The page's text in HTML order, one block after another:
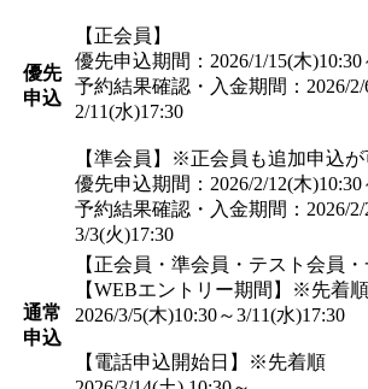
優先
申込
【正会員】
優先申込期間：2026/1/15(木)10:30
予約結果確認・入金期間：2026/2/
2/11(水)17:30
【準会員】※正会員も追加申込が
優先申込期間：2026/2/12(木)10:30
予約結果確認・入金期間：2026/2/
3/3(火)17:30
通常
申込
【正会員・準会員・テスト会員・
【WEBエントリー期間】※先着順
2026/3/5(木)10:30～3/11(水)17:30
【電話申込開始日】※先着順